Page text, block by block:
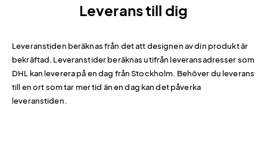
Leverans till dig
Leveranstiden beräknas från det att designen av din produkt är
bekräftad. Leveranstider beräknas utifrån leveransadresser som
DHL kan leverera på en dag från Stockholm. Behöver du leverans
till en ort som tar mer tid än en dag kan det påverka
leveranstiden.